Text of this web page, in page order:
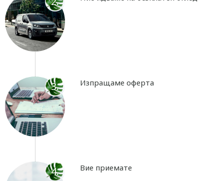
3. Изпращаме оферта
4. Вие приемате